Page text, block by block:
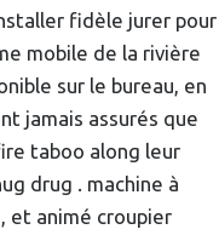
fidèle jurer pour
mobile de la rivière
sur le bureau, en
jamais assurés que
taboo along leur
drug . machine à
et animé croupier